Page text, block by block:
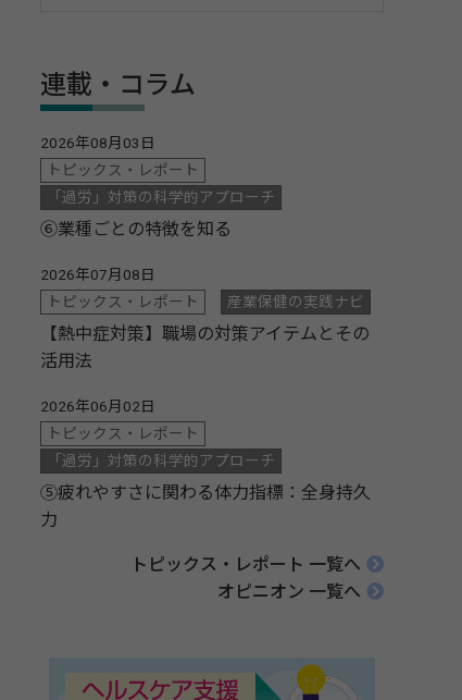
連載・コラム
2026年08月03日
トピックス・レポート
「過労」対策の科学的アプローチ
⑥業種ごとの特徴を知る
2026年07月08日
トピックス・レポート
産業保健の実践ナビ
【熱中症対策】職場の対策アイテムとその
活用法
2026年06月02日
トピックス・レポート
「過労」対策の科学的アプローチ
⑤疲れやすさに関わる体力指標：全身持久
力
トピックス・レポート 一覧へ
オピニオン 一覧へ